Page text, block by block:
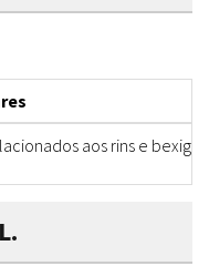
aos rins e bexiga